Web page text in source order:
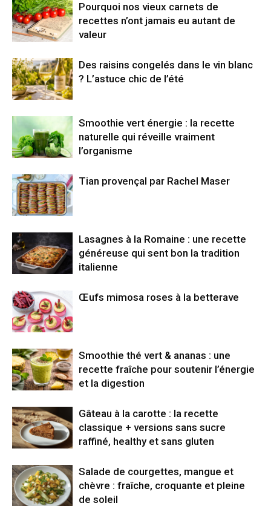
Pourquoi nos vieux carnets de
recettes n’ont jamais eu autant de
valeur
Des raisins congelés dans le vin blanc
? L’astuce chic de l’été
Smoothie vert énergie : la recette
naturelle qui réveille vraiment
l’organisme
Tian provençal par Rachel Maser
Lasagnes à la Romaine : une recette
généreuse qui sent bon la tradition
italienne
Œufs mimosa roses à la betterave
Smoothie thé vert & ananas : une
recette fraîche pour soutenir l’énergie
et la digestion
Gâteau à la carotte : la recette
classique + versions sans sucre
raffiné, healthy et sans gluten
Salade de courgettes, mangue et
chèvre : fraîche, croquante et pleine
de soleil